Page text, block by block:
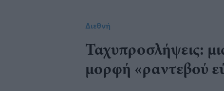
Διεθνή
Ταχυπροσλήψεις:
μορφή «ραντεβού